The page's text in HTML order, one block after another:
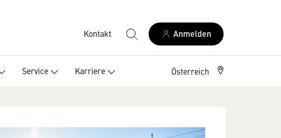
Kontakt Anmelden
Service Karriere Österreich